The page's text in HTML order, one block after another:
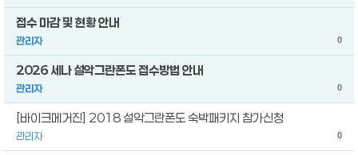
접수 마감 및 현황 안내
관리자 0
2026 세나 설악그란폰도 접수방법 안내
관리자 0
[바이크메거진] 2018 설악그란폰도 숙박패키지 참가신청
관리자 0